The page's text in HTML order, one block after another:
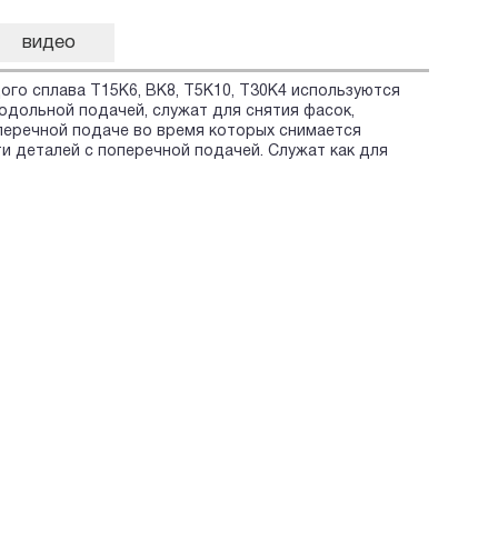
видео
сплава Т15К6, ВК8, Т5К10, Т30К4 используются
подачей, служат для снятия фасок,
подаче во время которых снимается
деталей с поперечной подачей. Служат как для